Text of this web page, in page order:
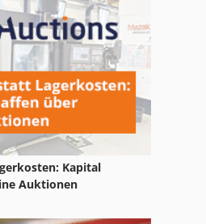
Kapital
Auktionen